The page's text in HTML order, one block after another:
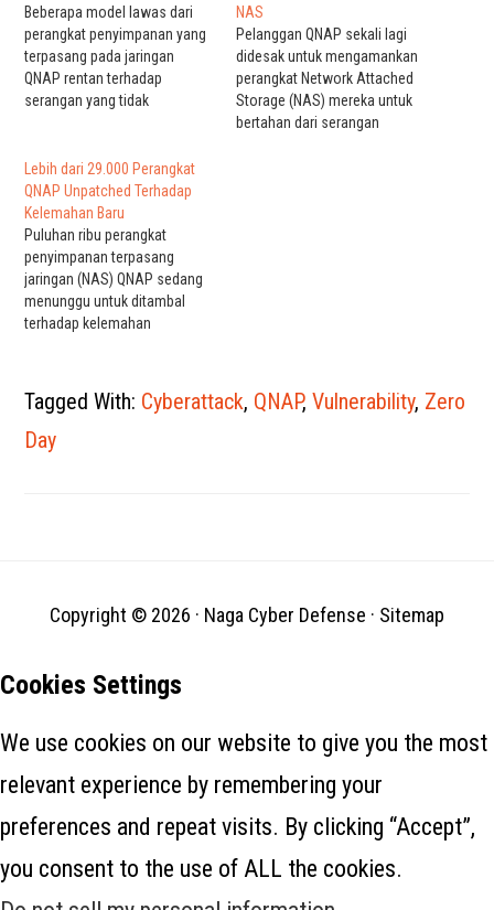
Beberapa model lawas dari
perangkat penyimpanan yang
terpasang pada jaringan
QNAP rentan terhadap
serangan yang tidak
belum ditambal. Dua bug
zero-day yang kritis
memengaruhi perangkat keras
penyimpanan Sistem QNAP
lama, dan mengekspos
perangkat ke penyerang jarak
jauh yang tidak diautentikasi.
Bug, yang…
NAS
Pelanggan QNAP sekali lagi
didesak untuk mengamankan
perangkat Network Attached
Storage (NAS) mereka untuk
bertahan dari serangan
Lebih dari 29.000 Perangkat
QNAP Unpatched Terhadap
Kelemahan Baru
Puluhan ribu perangkat
penyimpanan terpasang
jaringan (NAS) QNAP sedang
menunggu untuk ditambal
terhadap kelemahan
Taiwan pada hari Senin.
Pelaku ancaman jarak jauh
dapat mengeksploitasi
kerentanan injeksi SQL ini
Tagged With: Cyberattack, QNAP,Vulnerability, Zero
Day
Copyright © 2026 · Naga Cyber Defense · Sitemap
Cookies Settings
We use cookies on our website to give you the most
relevant experience by remembering your
preferences and repeat visits. By clicking “Accept”,
you consent to the use of ALL the cookies.